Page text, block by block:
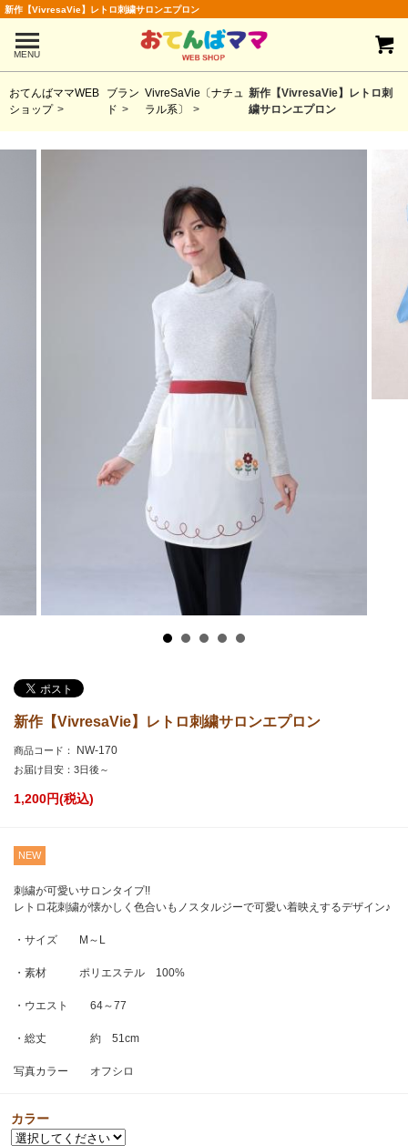
新作【VivresaVie】レトロ刺繍サロンエプロン
MENU
おてんばママWEB
ショップ
ブラン
ド
VivreSaVie〔ナチュ
ラル系〕
新作【VivresaVie】レトロ刺
繍サロンエプロン
新作【VivresaVie】レトロ刺繍サロンエプロン
商品コード： NW-170
お届け目安：3日後～
1,200円(税込)
NEW
刺繍が可愛いサロンタイプ!!
レトロ花刺繍が懐かしく色合いもノスタルジーで可愛い着映えするデザイン♪
・サイズ M～L
・素材 ポリエステル 100%
・ウエスト 64～77
・総丈 約 51cm
写真カラー オフシロ
カラー